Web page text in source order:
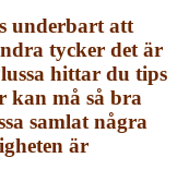
underbart att
tycker det är
hittar du tips
kan må så bra
samlat några
är